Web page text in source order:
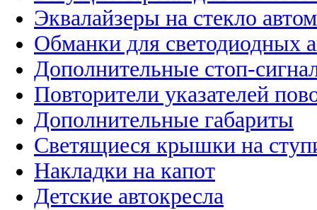
Эквалайзеры на стекло
Обманки для светодиодных
Дополнительные стоп-
Повторители указателей
Дополнительные габариты
Светящиеся крышки на
Накладки на капот
Детские автокресла